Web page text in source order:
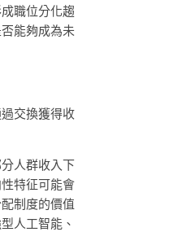
職位分化趨
能夠成為未
交換獲得收
人群收入下
特征可能會
制度的價值
人工智能、